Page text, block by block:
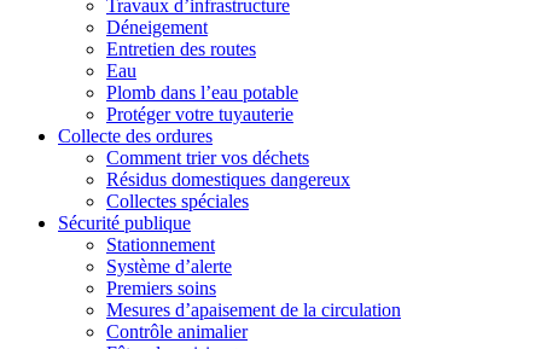
Travaux d’infrastructure
Déneigement
Entretien des routes
Eau
Plomb dans l’eau potable
Protéger votre tuyauterie
Collecte des ordures
Comment trier vos déchets
Résidus domestiques dangereux
Collectes spéciales
Sécurité publique
Stationnement
Système d’alerte
Premiers soins
Mesures d’apaisement de la circulation
Contrôle animalier